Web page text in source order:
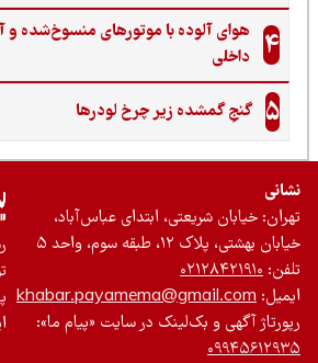
هوای آلوده با موتورهای منسوخ‌شده و
داخلی
گنجِ گمشده زیر چرخ لودرها
خیابان شریعتی، ابتدای عباس‌آباد،
بهشتی، پلاک ۱۲، طبقه سوم، واحد ۵
۰۲۱۲۸۴۲۱۹۱۰
khabar.payamema@gmail.com
آگهی و بک‌لینک در سایت «پیام ما»:
رسانۀ
توسعۀ
پایدار
ایران